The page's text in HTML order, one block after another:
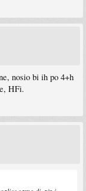
nosio bi ih po 4+h
HFi.